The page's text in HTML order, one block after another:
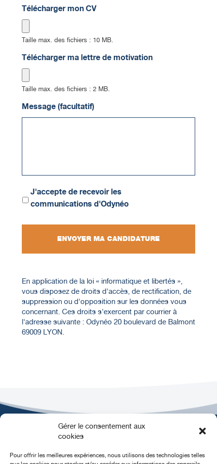
Gérer le consentement aux
cookies
Pour offrir les meilleures expériences, nous utilisons des technologies telles
Télécharger mon CV
Taille max. des fichiers : 10 MB.
Télécharger ma lettre de motivation
Taille max. des fichiers : 2 MB.
Message (facultatif)
Communications
J'accepte de recevoir les
communications d'Odynéo
En application de la loi « informatique et libertés »,
vous disposez de droits d'accès, de rectification, de
suppression ou d'opposition sur les données vous
concernant. Ces droits s'exercent par courrier à
l'adresse suivante : Odynéo 20 boulevard de Balmont
69009 LYON.